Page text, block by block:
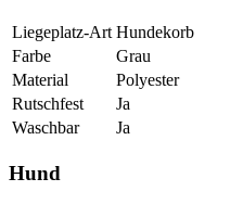
Liegeplatz-Art Hundekorb
Farbe
Grau
Material
Polyester
Rutschfest
Ja
Waschbar
Ja
Hund